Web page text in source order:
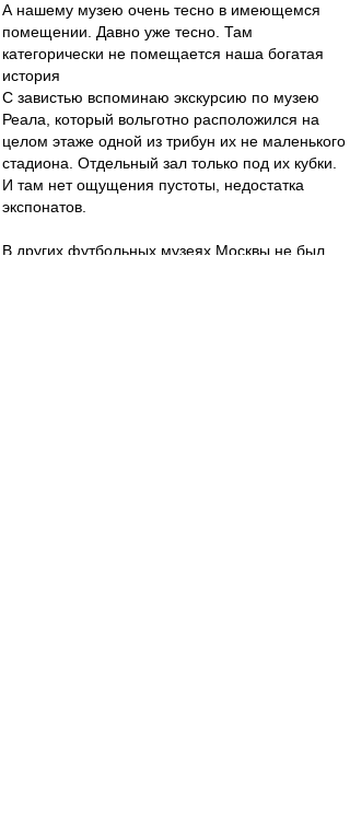
А нашему музею очень тесно в имеющемся
помещении. Давно уже тесно. Там
категорически не помещается наша богатая
история
С завистью вспоминаю экскурсию по музею
Реала, который вольготно расположился на
целом этаже одной из трибун их не маленького
стадиона. Отдельный зал только под их кубки.
И там нет ощущения пустоты, недостатка
экспонатов.
В других футбольных музеях Москвы не был.